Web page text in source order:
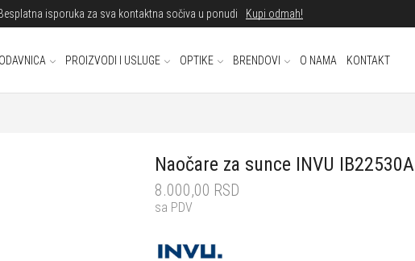
Besplatna isporuka za sva kontaktna sočiva u ponudi Kupi odmah!
PROIZVODI I USLUGE OPTIKE BRENDOVI O NAMA KONTAKT
Naočare za sunce INVU IB22530A
8.000,00 RSD
sa PDV